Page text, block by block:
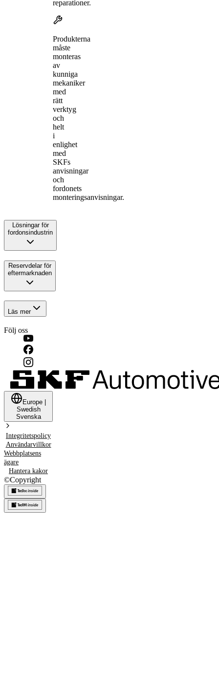
reparationer.
Produkterna
måste
monteras
av
kunniga
mekaniker
med
rätt
verktyg
och
helt
i
enlighet
med
SKFs
anvisningar
och
fordonets
monteringsanvisningar.
Lösningar för
fordonsindustrin
Reservdelar för
eftermarknaden
Läs mer
Följ oss
Europe
Swedish
Svenska
Integritetspolicy
Användarvillkor
Webbplatsens
ägare
Hantera kakor
©Copyright